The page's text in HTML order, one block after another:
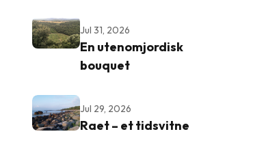
Jul 31, 2026
En utenomjordisk
bouquet
Jul 29, 2026
Raet – et tidsvitne